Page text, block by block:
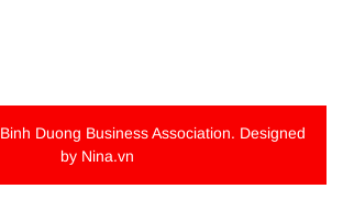
Binh Duong Business Association. Designed
by Nina.vn